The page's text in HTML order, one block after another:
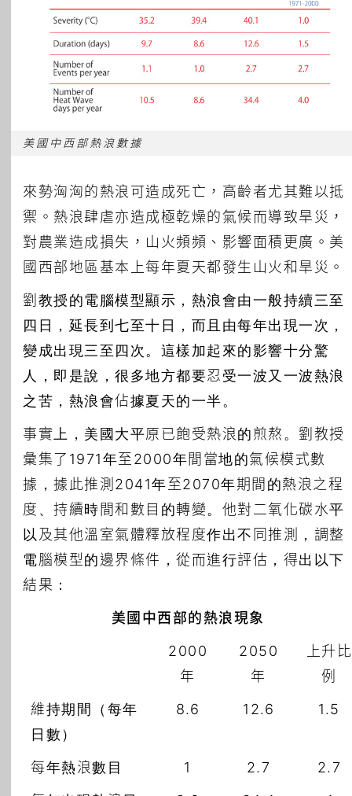
美國中西部熱浪數據
來勢洶洶的熱浪可造成死亡，高齡者尤其難以抵
禦。熱浪肆虐亦造成極乾燥的氣候而導致旱災，
對農業造成損失，山火頻頻、影響面積更廣。美
國西部地區基本上每年夏天都發生山火和旱災。
劉教授的電腦模型顯示，熱浪會由一般持續三至
四日，延長到七至十日，而且由每年出現一次，
變成出現三至四次。這樣加起來的影響十分驚
人，即是說，很多地方都要忍受一波又一波熱浪
之苦，熱浪會佔據夏天的一半。
事實上，美國大平原已飽受熱浪的煎熬。劉教授
彙集了1971年至2000年間當地的氣候模式數
據，據此推測2041年至2070年期間的熱浪之程
度、持續時間和數目的轉變。他對二氧化碳水平
以及其他溫室氣體釋放程度作出不同推測，調整
電腦模型的邊界條件，從而進行評估，得出以下
結果：
美國中西部的熱浪現象
2000
年
2050
年
上升比
例
維持期間（每年
日數）
8.6 12.6 1.5
每年熱浪數目 1 2.7
2.7